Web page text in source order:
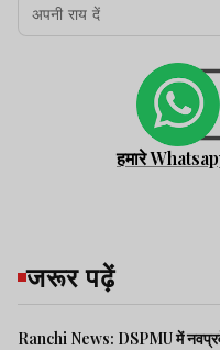
हमारे
जरूर पढ़ें
Ranchi News: DSPMU में नवप्रवेशी